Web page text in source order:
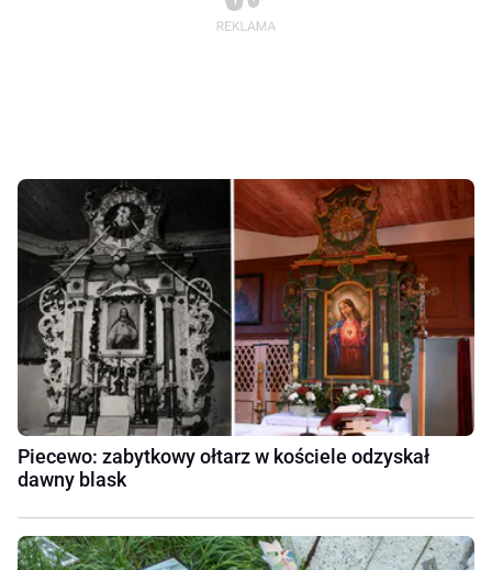
Piecewo: zabytkowy ołtarz w kościele odzyskał
dawny blask